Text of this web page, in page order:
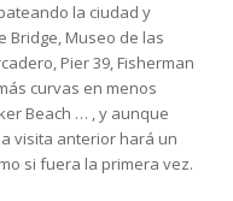
la ciudad y
Bridge, Museo de las
Pier 39, Fisherman
curvas en menos
Beach … , y aunque
visita anterior hará un
si fuera la primera vez.